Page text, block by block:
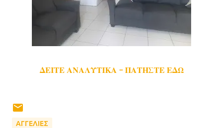
ΔΕΙΤΕ ΑΝΑΛΥΤΙΚΑ - ΠΑΤΗΣΤΕ ΕΔΩ
ΑΓΓΕΛΙΕΣ